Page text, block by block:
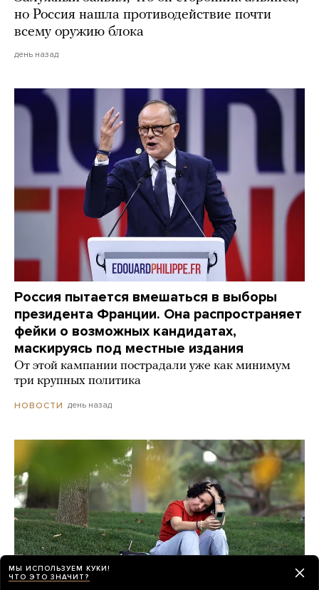
но Россия нашла противодействие почти
всему оружию блока
день назад
Россия пытается вмешаться в выборы
президента Франции. Она распространяет
фейки о возможных кандидатах,
маскируясь под местные издания
От этой кампании пострадали уже как минимум
три крупных политика
НОВОСТИ день назад
МЫ ИСПОЛЬЗУЕМ КУКИ!
ЧТО ЭТО ЗНАЧИТ?